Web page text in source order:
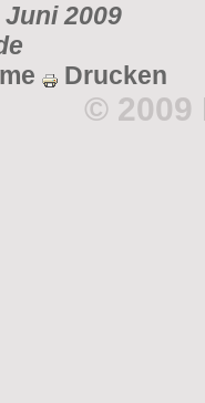
Juni 2009
Drucken
© 2009